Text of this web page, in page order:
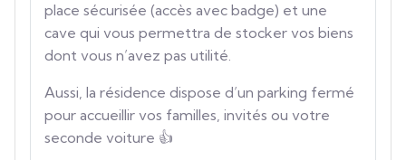
place sécurisée (accès avec badge) et une
cave qui vous permettra de stocker vos biens
dont vous n’avez pas utilité.
Aussi, la résidence dispose d’un parking fermé
pour accueillir vos familles, invités ou votre
seconde voiture 👍